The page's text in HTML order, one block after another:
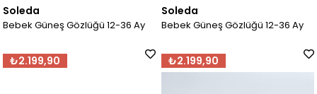
Soleda
Bebek Güneş Gözlüğü 12-36 Ay
₺2.199,90
Soleda
Bebek Güneş Gözlüğü 12-36 Ay
₺2.199,90